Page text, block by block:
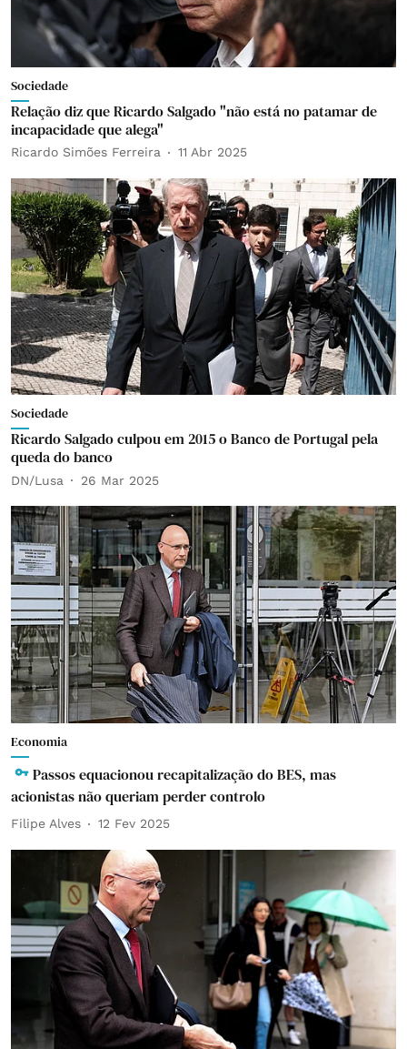
Sociedade
Relação diz que Ricardo Salgado "não está no patamar de
incapacidade que alega"
Ricardo Simões Ferreira 11 Abr 2025
Sociedade
Ricardo Salgado culpou em 2015 o Banco de Portugal pela
queda do banco
DN/Lusa 26 Mar 2025
Economia
Passos equacionou recapitalização do BES, mas
acionistas não queriam perder controlo
Filipe Alves 12 Fev 2025